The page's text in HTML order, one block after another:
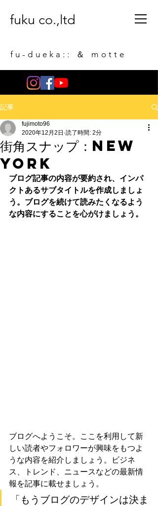
fuku co.,ltd
fu-dueka:: ＆ motte
記事
街角スナップ：New
York
fujimoto96
2020年12月2日 読了時間: 2分
ブログ記事の内容が要約され、インパ
クトあるサブタイトルを作成しましょ
う。ブログを続けて読みたくなるよう
な内容にすることを心がけましょう。
ブログへようこそ。ここを利用して新
しい読者やフォロワーが興味をもつよ
うな内容を紹介しましょう。ビジネ
ス、トレンド、ニュースなどの最新情
報を記事に載せましょう。
「もうブログのデザインは決ま